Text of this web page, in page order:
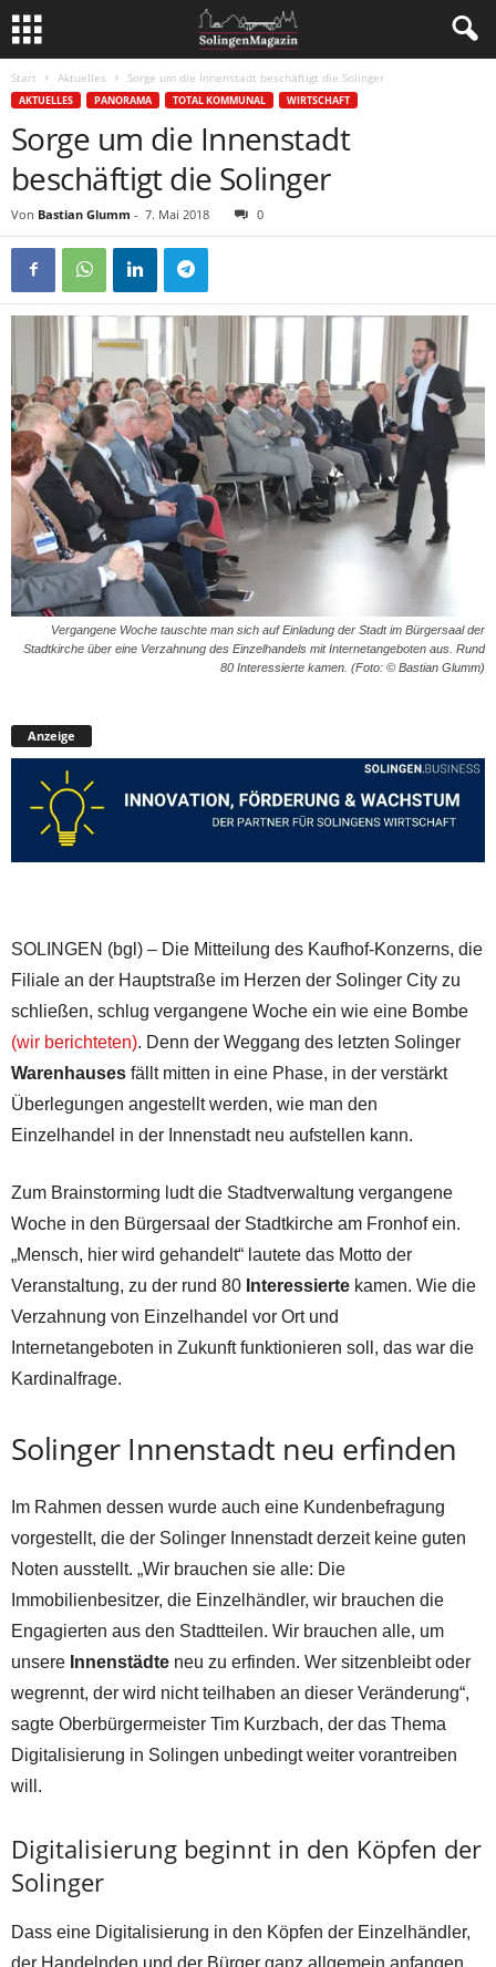
Start Aktuelles Sorge um die Innenstadt beschäftigt die Solinger
AKTUELLES PANORAMA TOTAL KOMMUNAL WIRTSCHAFT
Sorge um die Innenstadt
beschäftigt die Solinger
Von Bastian Glumm - 7. Mai 2018 0
Vergangene Woche tauschte man sich auf Einladung der Stadt im Bürgersaal der
Stadtkirche über eine Verzahnung des Einzelhandels mit Internetangeboten aus. Rund
80 Interessierte kamen. (Foto: © Bastian Glumm)
Anzeige
SOLINGEN (bgl) – Die Mitteilung des Kaufhof-Konzerns, die
Filiale an der Hauptstraße im Herzen der Solinger City zu
schließen, schlug vergangene Woche ein wie eine Bombe
(wir berichteten). Denn der Weggang des letzten Solinger
Warenhauses fällt mitten in eine Phase, in der verstärkt
Überlegungen angestellt werden, wie man den
Einzelhandel in der Innenstadt neu aufstellen kann.
Zum Brainstorming ludt die Stadtverwaltung vergangene
Woche in den Bürgersaal der Stadtkirche am Fronhof ein.
„Mensch, hier wird gehandelt“ lautete das Motto der
Veranstaltung, zu der rund 80 Interessierte kamen. Wie die
Verzahnung von Einzelhandel vor Ort und
Internetangeboten in Zukunft funktionieren soll, das war die
Kardinalfrage.
Solinger Innenstadt neu erfinden
Im Rahmen dessen wurde auch eine Kundenbefragung
vorgestellt, die der Solinger Innenstadt derzeit keine guten
Noten ausstellt. „Wir brauchen sie alle: Die
Immobilienbesitzer, die Einzelhändler, wir brauchen die
Engagierten aus den Stadtteilen. Wir brauchen alle, um
unsere Innenstädte neu zu erfinden. Wer sitzenbleibt oder
wegrennt, der wird nicht teilhaben an dieser Veränderung“,
sagte Oberbürgermeister Tim Kurzbach, der das Thema
Digitalisierung in Solingen unbedingt weiter vorantreiben
will.
Digitalisierung beginnt in den Köpfen der
Solinger
Dass eine Digitalisierung in den Köpfen der Einzelhändler,
der Handelnden und der Bürger ganz allgemein anfangen